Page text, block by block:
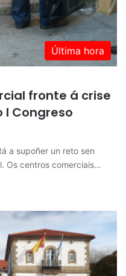
Última hora
fronte á crise
I Congreso
a supoñer un reto sen
Os centros comerciais…